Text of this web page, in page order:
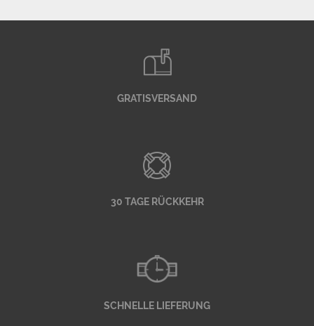
GRATISVERSAND
30 TAGE RÜCKKEHR
SCHNELLE LIEFERUNG